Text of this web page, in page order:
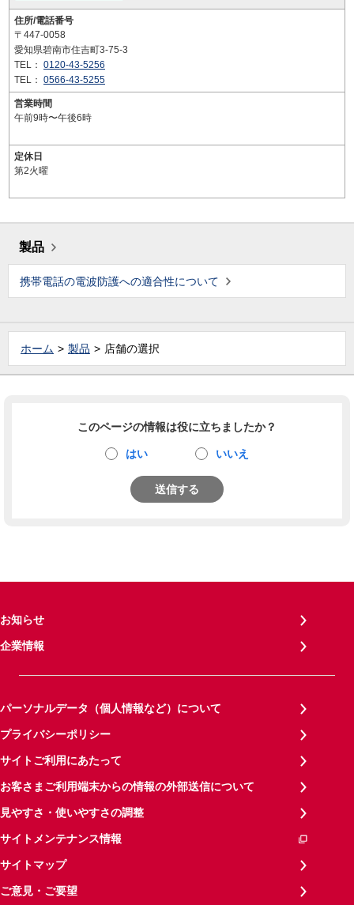
住所/電話番号
〒447-0058
愛知県碧南市住吉町3-75-3
TEL： 0120-43-5256
TEL： 0566-43-5255
営業時間
午前9時〜午後6時
定休日
第2火曜
製品
携帯電話の電波防護への適合性について
ホーム 製品 店舗の選択
このページの情報は役に立ちましたか？
はい いいえ
送信する
お知らせ
企業情報
パーソナルデータ（個人情報など）について
プライバシーポリシー
サイトご利用にあたって
お客さまご利用端末からの情報の外部送信について
見やすさ・使いやすさの調整
サイトメンテナンス情報
サイトマップ
ご意見・ご要望